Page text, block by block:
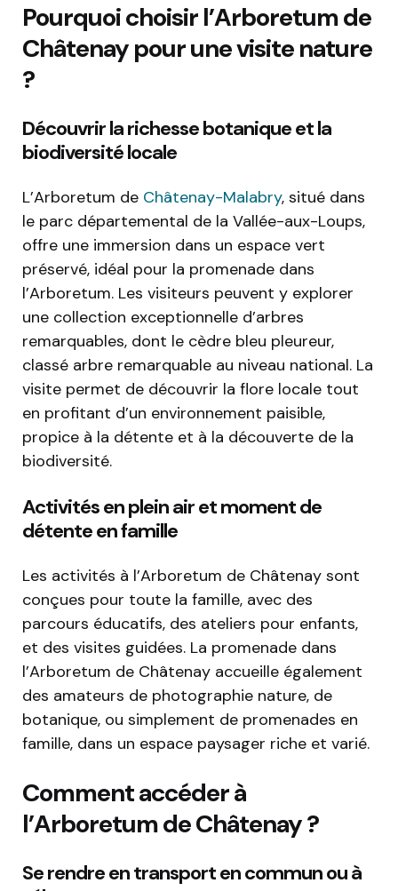
Pourquoi choisir l’Arboretum de
Châtenay pour une visite nature
?
Découvrir la richesse botanique et la
biodiversité locale
L’Arboretum de Châtenay-Malabry, situé dans
le parc départemental de la Vallée-aux-Loups,
offre une immersion dans un espace vert
préservé, idéal pour la promenade dans
l’Arboretum. Les visiteurs peuvent y explorer
une collection exceptionnelle d’arbres
remarquables, dont le cèdre bleu pleureur,
classé arbre remarquable au niveau national. La
visite permet de découvrir la flore locale tout
en profitant d’un environnement paisible,
propice à la détente et à la découverte de la
biodiversité.
Activités en plein air et moment de
détente en famille
Les activités à l’Arboretum de Châtenay sont
conçues pour toute la famille, avec des
parcours éducatifs, des ateliers pour enfants,
et des visites guidées. La promenade dans
l’Arboretum de Châtenay accueille également
des amateurs de photographie nature, de
botanique, ou simplement de promenades en
famille, dans un espace paysager riche et varié.
Comment accéder à
l’Arboretum de Châtenay ?
Se rendre en transport en commun ou à